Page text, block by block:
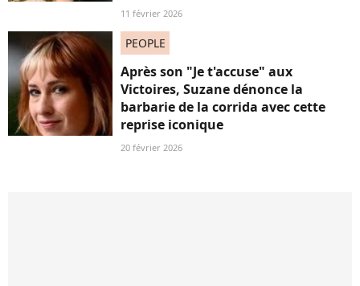
11 février 2026
PEOPLE
Après son "Je t'accuse" aux
Victoires, Suzane dénonce la
barbarie de la corrida avec cette
reprise iconique
20 février 2026